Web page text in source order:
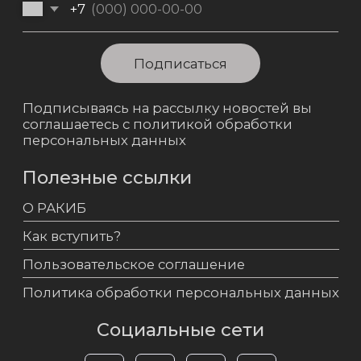
Электронная почта
РАКИБ © 2021 - 2024, Все права защищены.
8 (499) 390-20-09
info@racib.com